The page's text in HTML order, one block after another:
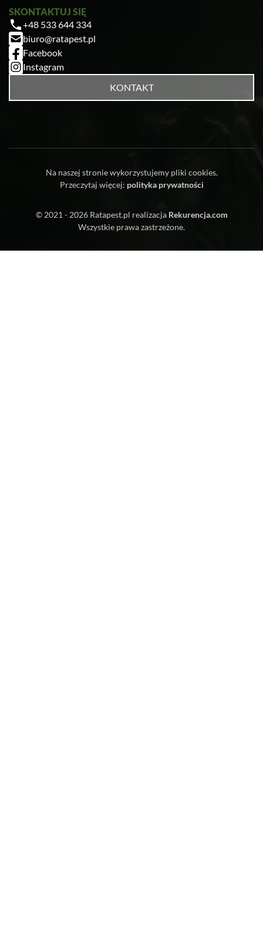
SKONTAKTUJ SIĘ
+48 533 644 334
biuro@ratapest.pl
Facebook
Instagram
KONTAKT
Na naszej stronie wykorzystujemy pliki cookies.
Przeczytaj więcej: polityka prywatności
© 2021 - 2026 Ratapest.pl realizacja Rekurencja.com
Wszystkie prawa zastrzeżone.